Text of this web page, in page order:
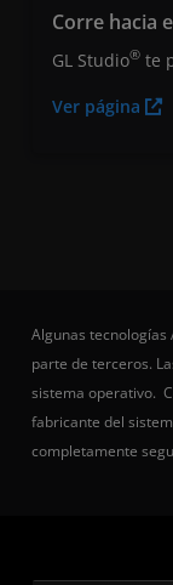
Corre hacia
GL Studio® te
Ver página
Algunas
parte de terceros.
sistema operativo.
fabricante del
completamente